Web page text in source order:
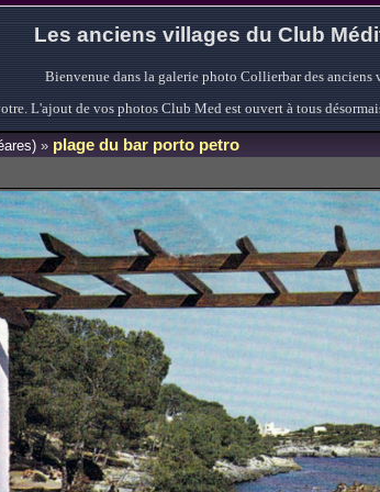
Les anciens villages du Club
Bienvenue dans la galerie photo Collierbar des anciens
L'ajout de vos photos Club Med est ouvert à tous
» plage du bar porto petro